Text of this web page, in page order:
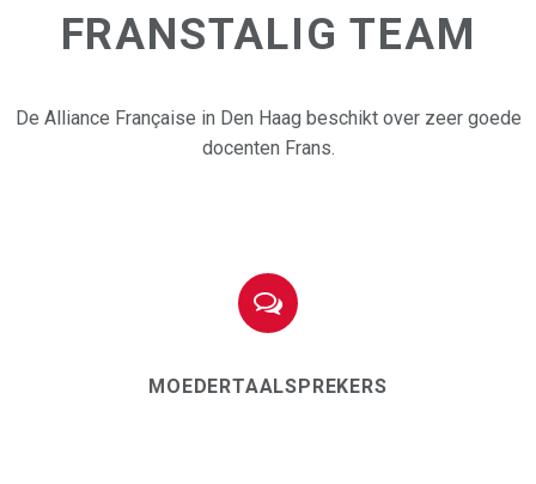
FRANSTALIG TEAM
De Alliance Française in Den Haag beschikt over zeer goede
docenten Frans.


MOEDERTAALSPREKERS